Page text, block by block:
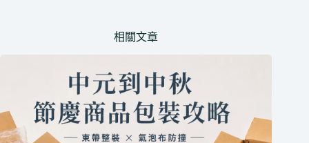
相關文章